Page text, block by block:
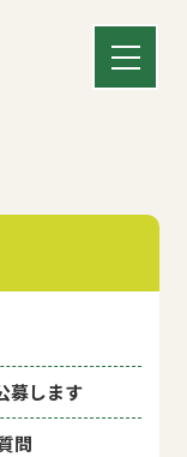
募します
問